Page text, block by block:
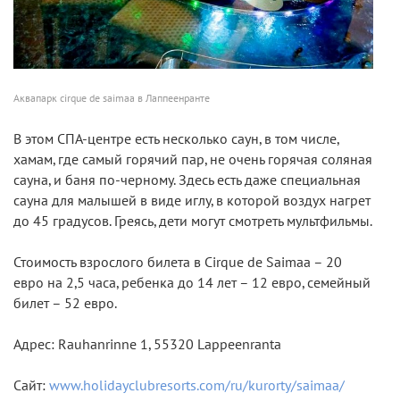
Аквапарк cirque de saimaa в Лаппеенранте
В этом СПА-центре есть несколько саун, в том числе,
хамам, где самый горячий пар, не очень горячая соляная
сауна, и баня по-черному. Здесь есть даже специальная
сауна для малышей в виде иглу, в которой воздух нагрет
до 45 градусов. Греясь, дети могут смотреть мультфильмы.
Стоимость взрослого билета в Cirque de Saimaa – 20
евро на 2,5 часа, ребенка до 14 лет – 12 евро, семейный
билет – 52 евро.
Адрес: Rauhanrinne 1, 55320 Lappeenranta
Сайт: www.holidayclubresorts.com/ru/kurorty/saimaa/